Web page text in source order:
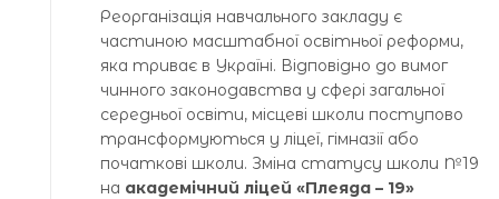
Реорганізація навчального закладу є
частиною масштабної освітньої реформи,
яка триває в Україні. Відповідно до вимог
чинного законодавства у сфері загальної
середньої освіти, місцеві школи поступово
трансформуються у ліцеї, гімназії або
початкові школи. Зміна статусу школи №19
на академічний ліцей «Плеяда – 19»